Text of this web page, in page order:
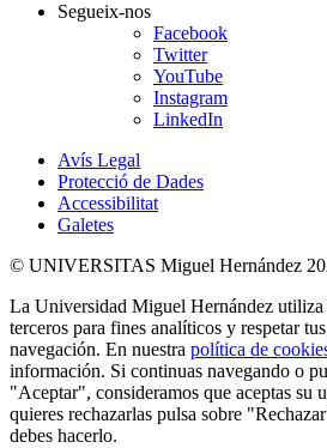
Segueix-nos
Facebook
Twitter
YouTube
Instagram
LinkedIn
Avís Legal
Protecció de Dades
Accessibilitat
Galetes
© UNIVERSITAS Miguel Hernández
La Universidad Miguel Hernández utiliza
terceros para fines analíticos y respetar
navegación. En nuestra política de
información. Si continuas navegando o
"Aceptar", consideramos que aceptas su
quieres rechazarlas pulsa sobre
debes hacerlo.